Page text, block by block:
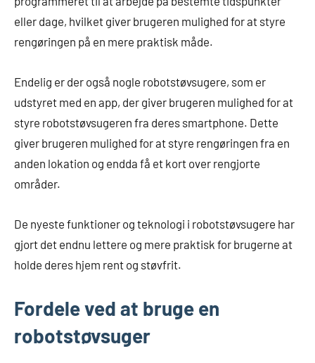
eller dage, hvilket giver brugeren mulighed for at styre
rengøringen på en mere praktisk måde.
Endelig er der også nogle robotstøvsugere, som er
udstyret med en app, der giver brugeren mulighed for at
styre robotstøvsugeren fra deres smartphone. Dette
giver brugeren mulighed for at styre rengøringen fra en
anden lokation og endda få et kort over rengjorte
områder.
De nyeste funktioner og teknologi i robotstøvsugere har
gjort det endnu lettere og mere praktisk for brugerne at
holde deres hjem rent og støvfrit.
Fordele ved at bruge en
robotstøvsuger